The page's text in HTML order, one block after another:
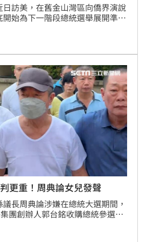
訪美，在舊金山灣區向僑界演說
始為下一階段總統選舉展開準備
）日回應「歡迎，很歡迎！」國
更重！周典論女兒發聲
長周典論涉嫌在總統大選期間，
團創辦人郭台銘收購總統參選連
仍不服再提上訴，高雄高分院更